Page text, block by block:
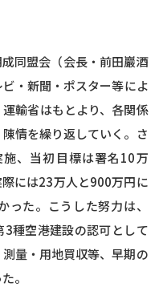
同盟会（会長・前田巖酒
・新聞・ポスター等によ
輸省はもとより、各関係
情を繰り返していく。さ
、当初目標は署名10万
には23万人と900万円に
った。こうした努力は、
種空港建設の認可として
量・用地買収等、早期の
。